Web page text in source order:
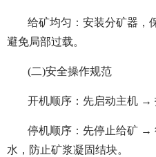
给矿均匀：安装分矿器，
避免局部过载。
(二)安全操作规范
开机顺序：先启动主机 →
停机顺序：先停止给矿
水，防止矿浆凝固结块。